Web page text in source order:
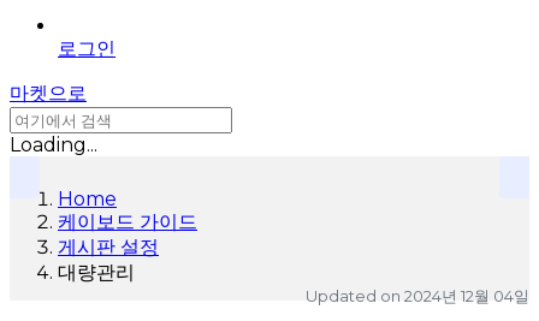
로그인
마켓으로
Loading...
Home
케이보드 가이드
게시판 설정
대량관리
Updated on 2024년 12월 04일